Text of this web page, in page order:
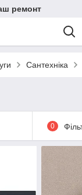
ремонт
Сантехніка
0